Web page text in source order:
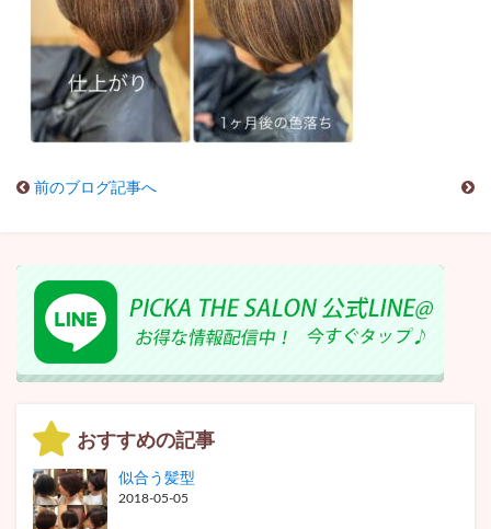
前のブログ記事へ
おすすめの記事
似合う髪型
2018-05-05